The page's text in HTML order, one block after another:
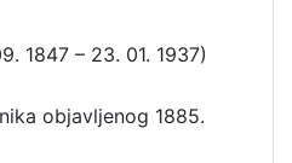
1847 – 23. 01. 1937)
objavljenog 1885.